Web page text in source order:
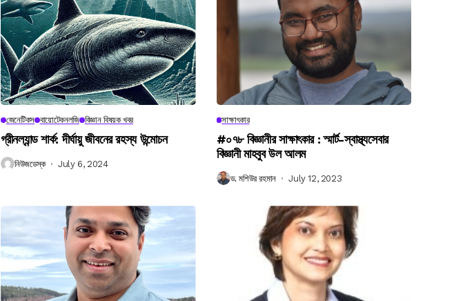
জেনেটিকস বায়োটেকনলজি বিজ্ঞান বিষয়ক খবর
গ্রীনল্যান্ড শার্ক: দীর্ঘায়ু জীবনের রহস্য উন্মোচন
নিউজডেস্ক July 6, 2024
সাক্ষাৎকার
#০৭৮ বিজ্ঞানীর সাক্ষাৎকার : স্মার্ট-স্বাস্থ্যসেবার
বিজ্ঞানী মাহবুব উল আলম
ড. মশিউর রহমান July 12, 2023